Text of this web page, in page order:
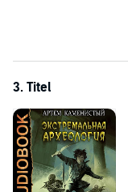
3. Titel